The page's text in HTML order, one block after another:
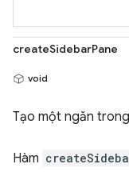
createSidebarPane
void
Tạo một ngăn
Hàm